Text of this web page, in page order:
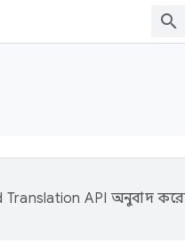
Translation API অনুবাদ